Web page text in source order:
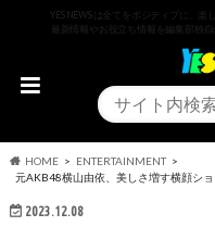
YESNEWSは全てをポジティブに、楽
最新情報やお役立ち情報を編集部独
HOME
ENTERTAINMENT
元AKB48横山由依、美しさ増す横顔シ
2023.12.08